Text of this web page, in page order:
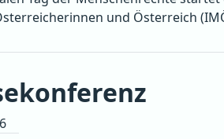
und Österreich